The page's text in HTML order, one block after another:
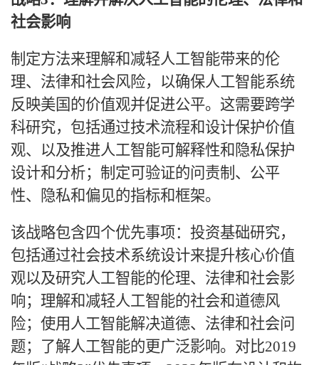
社会影响
制定方法来理解和减轻人工智能带来的伦
理、法律和社会风险，以确保人工智能系统
反映美国的价值观并促进公平。这需要跨学
科研究，包括通过技术流程和设计保护价值
观、以及推进人工智能可解释性和隐私保护
设计和分析；制定可验证的问责制、公平
性、隐私和偏见的指标和框架。
该战略包含四个优先事项：投资基础研究，
包括通过社会技术系统设计来提升核心价值
观以及研究人工智能的伦理、法律和社会影
响；理解和减轻人工智能的社会和道德风
险；使用人工智能解决道德、法律和社会问
题；了解人工智能的更广泛影响。对比2019